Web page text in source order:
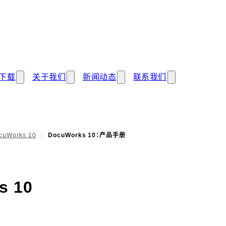
载 关于我们 新闻动态 联系我们
10 DocuWorks 10：产品手册
10